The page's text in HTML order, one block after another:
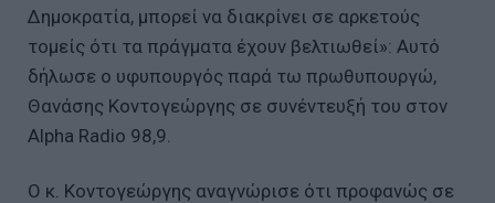
Δημοκρατία, μπορεί να διακρίνει σε αρκετούς
τομείς ότι τα πράγματα έχουν βελτιωθεί»: Αυτό
δήλωσε ο υφυπουργός παρά τω πρωθυπουργώ,
Θανάσης Κοντογεώργης σε συνέντευξή του στον
Alpha Radio 98,9.
Ο κ. Κοντογεώργης αναγνώρισε ότι προφανώς σε